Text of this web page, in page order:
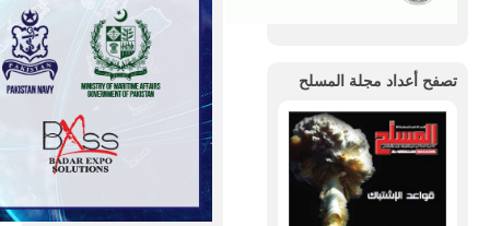
تصفح أعداد مجلة المسلح